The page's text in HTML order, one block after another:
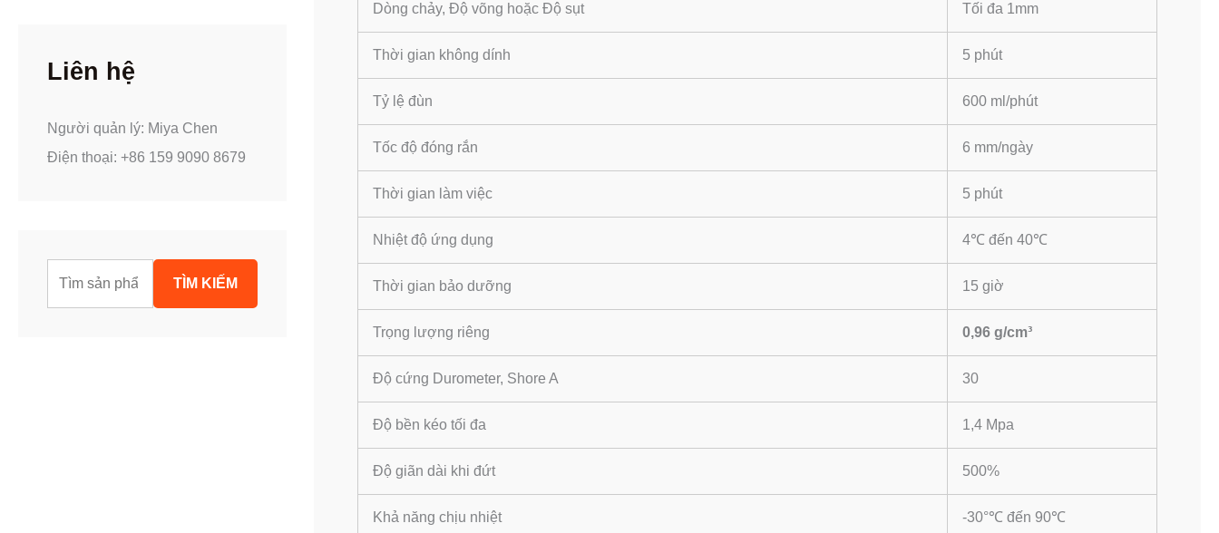
Liên hệ
Người quản lý: Miya Chen
Điện thoại: +86 159 9090 8679
TÌM KIẾM
Dòng chảy, Độ võng hoặc Độ sụt Tối đa 1mm
Thời gian không dính 5 phút
Tỷ lệ đùn 600 ml/phút
Tốc độ đóng rắn 6 mm/ngày
Thời gian làm việc 5 phút
Nhiệt độ ứng dụng 4℃ đến 40℃
Thời gian bảo dưỡng 15 giờ
Trọng lượng riêng 0,96 g/cm³
Độ cứng Durometer, Shore A 30
Độ bền kéo tối đa 1,4 Mpa
Độ giãn dài khi đứt 500%
Khả năng chịu nhiệt -30°℃ đến 90℃